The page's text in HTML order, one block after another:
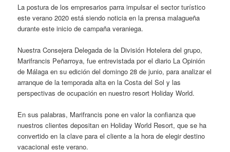
La postura de los empresarios parra impulsar el sector turístico
este verano 2020 está siendo noticia en la prensa malagueña
durante este inicio de campaña veraniega.
Nuestra Consejera Delegada de la División Hotelera del grupo,
Marifrancis Peñarroya, fue entrevistada por el diario La Opinión
de Málaga en su edición del domingo 28 de junio, para analizar el
arranque de la temporada alta en la Costa del Sol y las
perspectivas de ocupación en nuestro resort Holiday World.
En sus palabras, Marifrancis pone en valor la confianza que
nuestros clientes depositan en Holiday World Resort, que se ha
convertido en la clave para el cliente a la hora de elegir destino
vacacional este verano.